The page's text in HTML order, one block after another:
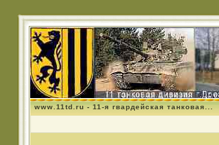
www.11td.ru - 11-я гвардейская танковая...